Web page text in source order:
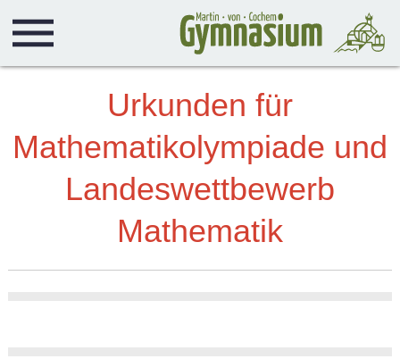
Urkunden für
Mathematikolympiade und
Landeswettbewerb
Mathematik